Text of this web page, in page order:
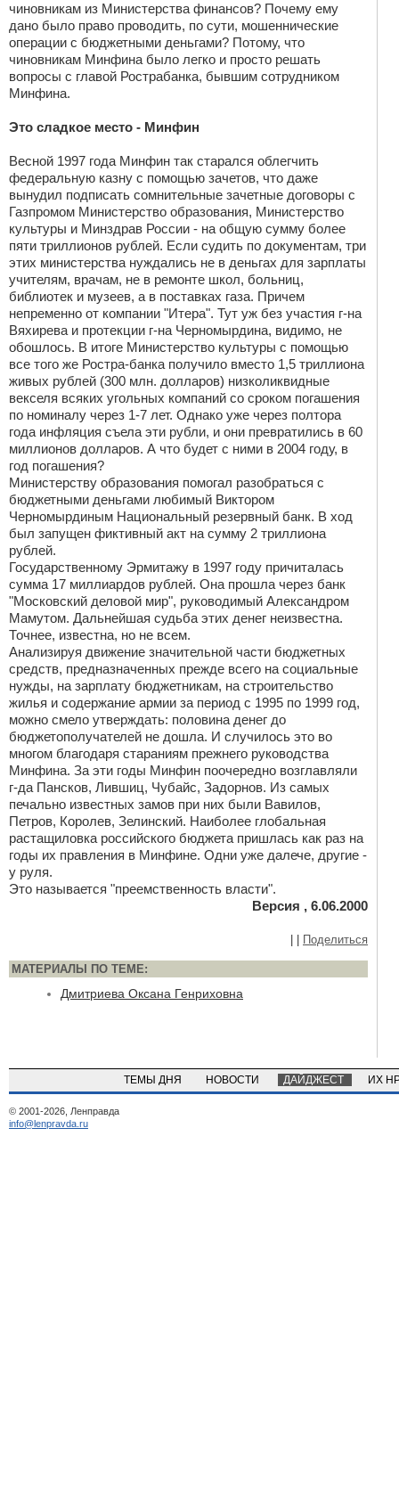
чиновникам из Министерства финансов? Почему ему
дано было право проводить, по сути, мошеннические
операции с бюджетными деньгами? Потому, что
чиновникам Минфина было легко и просто решать
вопросы с главой Рострабанка, бывшим сотрудником
Минфина.
Это сладкое место - Минфин
Весной 1997 года Минфин так старался облегчить
федеральную казну с помощью зачетов, что даже
вынудил подписать сомнительные зачетные договоры с
Газпромом Министерство образования, Министерство
культуры и Минздрав России - на общую сумму более
пяти триллионов рублей. Если судить по документам, три
этих министерства нуждались не в деньгах для зарплаты
учителям, врачам, не в ремонте школ, больниц,
библиотек и музеев, а в поставках газа. Причем
непременно от компании "Итера". Тут уж без участия г-на
Вяхирева и протекции г-на Черномырдина, видимо, не
обошлось. В итоге Министерство культуры с помощью
все того же Ростра-банка получило вместо 1,5 триллиона
живых рублей (300 млн. долларов) низколиквидные
векселя всяких угольных компаний со сроком погашения
по номиналу через 1-7 лет. Однако уже через полтора
года инфляция съела эти рубли, и они превратились в 60
миллионов долларов. А что будет с ними в 2004 году, в
год погашения?
Министерству образования помогал разобраться с
бюджетными деньгами любимый Виктором
Черномырдиным Национальный резервный банк. В ход
был запущен фиктивный акт на сумму 2 триллиона
рублей.
Государственному Эрмитажу в 1997 году причиталась
сумма 17 миллиардов рублей. Она прошла через банк
"Московский деловой мир", руководимый Александром
Мамутом. Дальнейшая судьба этих денег неизвестна.
Точнее, известна, но не всем.
Анализируя движение значительной части бюджетных
средств, предназначенных прежде всего на социальные
нужды, на зарплату бюджетникам, на строительство
жилья и содержание армии за период с 1995 по 1999 год,
можно смело утверждать: половина денег до
бюджетополучателей не дошла. И случилось это во
многом благодаря стараниям прежнего руководства
Минфина. За эти годы Минфин поочередно возглавляли
г-да Пансков, Лившиц, Чубайс, Задорнов. Из самых
печально известных замов при них были Вавилов,
Петров, Королев, Зелинский. Наиболее глобальная
растащиловка российского бюджета пришлась как раз на
годы их правления в Минфине. Одни уже далече, другие -
у руля.
Это называется "преемственность власти".
Версия , 6.06.2000
Поделиться
МАТЕРИАЛЫ ПО ТЕМЕ:
Дмитриева Оксана Генриховна
ТЕМЫ ДНЯ НОВОСТИ ДАЙДЖЕСТ ИХ
© 2001-2026, Ленправда
info@lenpravda.ru